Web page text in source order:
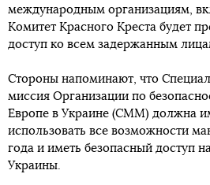
международным организациям,
Комитет Красного Креста будет
доступ ко всем задержанным
Стороны напоминают, что
миссия Организации по
Европе в Украине (СММ) должна
использовать все возможности
года и иметь безопасный доступ
Украины.